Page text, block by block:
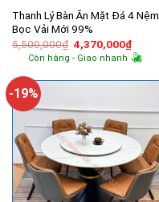
Thanh Lý Bàn Ăn Mặt Đá 4 Nệm
Bọc Vải Mới 99%
5,500,000₫ Giá
gốc
là:
4,370,000₫Giá
hiện
tại
Còn hàng - Giao nhanh
-19%